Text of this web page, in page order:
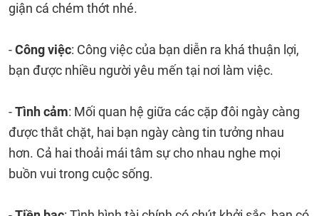
giận cá chém thớt nhé.
-Công việc: Công việc của bạn diễn ra khá thuận lợi,
bạn được nhiều người yêu mến tại nơi làm việc.
-Tình cảm: Mối quan hệ giữa các cặp đôi ngày càng
được thắt chặt, hai bạn ngày càng tin tưởng nhau
hơn. Cả hai thoải mái tâm sự cho nhau nghe mọi
buồn vui trong cuộc sống.